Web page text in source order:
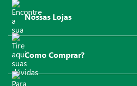
Nossas Lojas
Como Comprar?